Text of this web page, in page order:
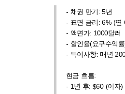
- 채권 만기: 5년
- 표면 금리: 6% (연
- 액면가: 1000달러
- 할인율(요구수익
- 특이사항: 매년
현금 흐름:
- 1년 후: $60 (이자